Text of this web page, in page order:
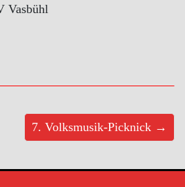
Vasbühl
7. Volksmusik-Picknick →